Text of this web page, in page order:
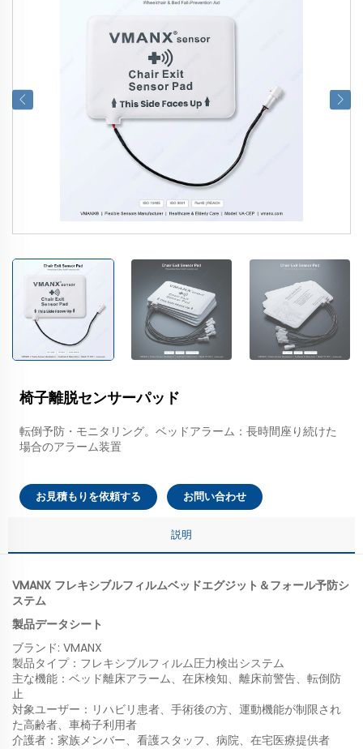
椅子離脱センサーパッド
転倒予防・モニタリング。ベッドアラーム：長時間座り続けた
場合のアラーム装置
お見積もりを依頼する お問い合わせ
説明
VMANX フレキシブルフィルムベッドエグジット＆フォール予防シ
ステム
製品データシート
ブランド: VMANX
製品タイプ：フレキシブルフィルム圧力検出システム
主な機能：ベッド離床アラーム、在床検知、離床前警告、転倒防
止
対象ユーザー：リハビリ患者、手術後の方、運動機能が制限され
た高齢者、車椅子利用者
介護者：家族メンバー、看護スタッフ、病院、在宅医療提供者